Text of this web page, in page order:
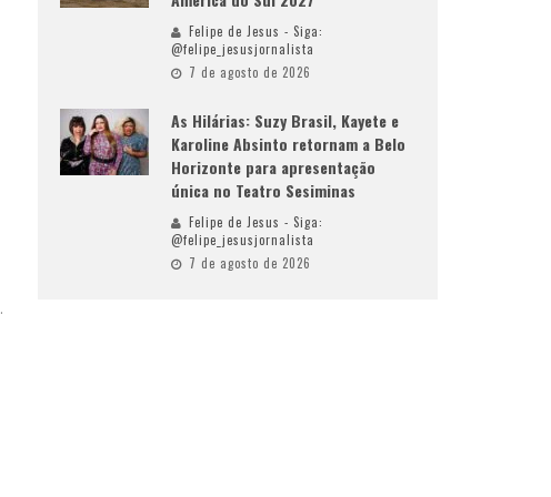
.
Felipe de Jesus - Siga:
@felipe_jesusjornalista
7 de agosto de 2026
As Hilárias: Suzy Brasil, Kayete e
Karoline Absinto retornam a Belo
Horizonte para apresentação
única no Teatro Sesiminas
Felipe de Jesus - Siga:
@felipe_jesusjornalista
7 de agosto de 2026